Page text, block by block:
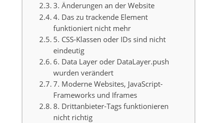
3. Änderungen an der Website
4. Das zu trackende Element
funktioniert nicht mehr
5. CSS-Klassen oder IDs sind nicht
eindeutig
6. Data Layer oder DataLayer.push
wurden verändert
7. Moderne Websites, JavaScript-
Frameworks und Iframes
8. Drittanbieter-Tags funktionieren
nicht richtig